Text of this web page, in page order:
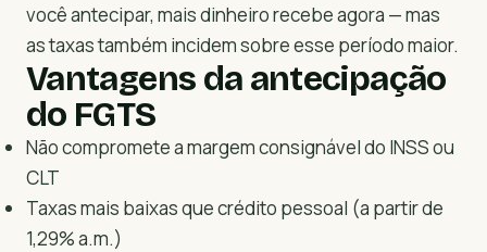
você antecipar, mais dinheiro recebe agora — mas
as taxas também incidem sobre esse período maior.
Vantagens da antecipação
do FGTS
Não compromete a margem consignável do INSS ou
CLT
Taxas mais baixas que crédito pessoal (a partir de
1,29% a.m.)